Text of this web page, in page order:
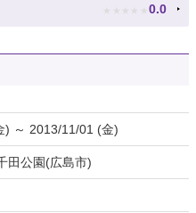
★ ★ ★ ★ ★ 0.0
) ～ 2013/11/01 (金)
田公園(広島市)